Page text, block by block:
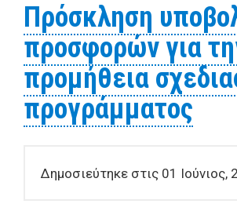
Πρόσκληση
προσφορών για
προμήθεια
προγράμματος
Δημοσιεύτηκε στις 01 Ιούνιος,